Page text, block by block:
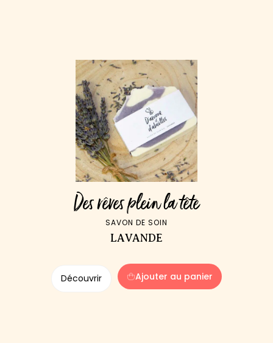
Des rêves plein la tête
SAVON DE SOIN
LAVANDE
Découvrir Ajouter au panier